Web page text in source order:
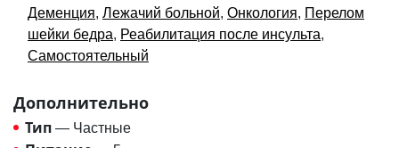
Деменция, Лежачий больной, Онкология, Перелом
шейки бедра, Реабилитация после инсульта,
Самостоятельный
Дополнительно
Тип — Частные